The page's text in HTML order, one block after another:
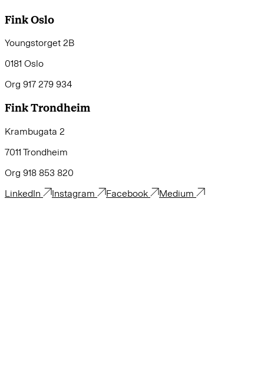
Fink Oslo
Youngstorget 2B
0181 Oslo
Org 917 279 934
Fink Trondheim
Krambugata 2
7011 Trondheim
Org 918 853 820
LinkedIn
Instagram Facebook Medium